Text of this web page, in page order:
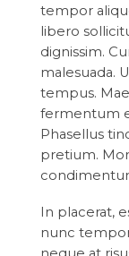
tempor
libero
dignissim.
malesuada.
tempus.
fermentum
Phasellus
pretium.
In placerat,
nunc